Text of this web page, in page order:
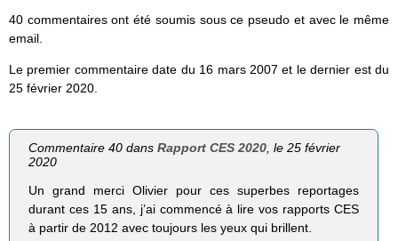
40 commentaires ont été soumis sous ce pseudo et avec le même
email.
Le premier commentaire date du 16 mars 2007 et le dernier est du
25 février 2020.
Commentaire 40 dansRapport CES 2020, le 25 février
2020
Un grand merci Olivier pour ces superbes reportages
durant ces 15 ans, j’ai commencé à lire vos rapports CES
à partir de 2012 avec toujours les yeux qui brillent.